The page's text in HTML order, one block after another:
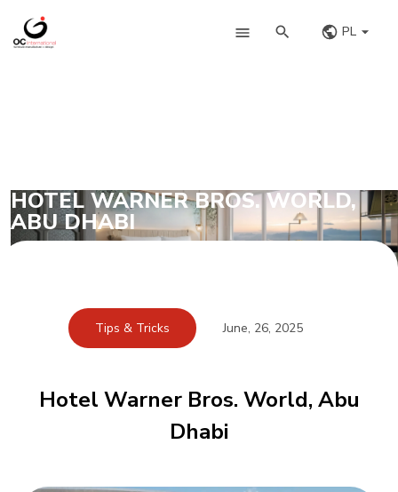
PL
HOTEL WARNER BROS. WORLD,
ABU DHABI
Tips & Tricks June, 26, 2025
Hotel Warner Bros. World, Abu
Dhabi